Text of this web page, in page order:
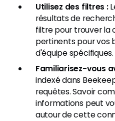
Utilisez des filtres :
résultats de
filtre pour trouver la
pertinents pour vos
d'équipe spécifiques.
Familiarisez-vous
indexé dans
requêtes. Savoir
informations peut
autour de cette